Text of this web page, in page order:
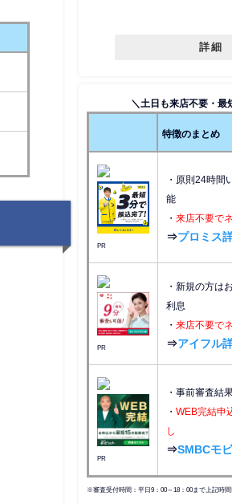
詳細
＼土日も来店不要・最
特徴のまとめ
PR
・原則24時間
能
・ 来店不要で
⇒プロミス
PR
・新規の方は
利息
・ 来店不要で
⇒アイフル
PR
・事前審査結
・ WEB完結申
し
⇒SMBCモ
※審査受付時間：平日9：00～18：00まで上記時